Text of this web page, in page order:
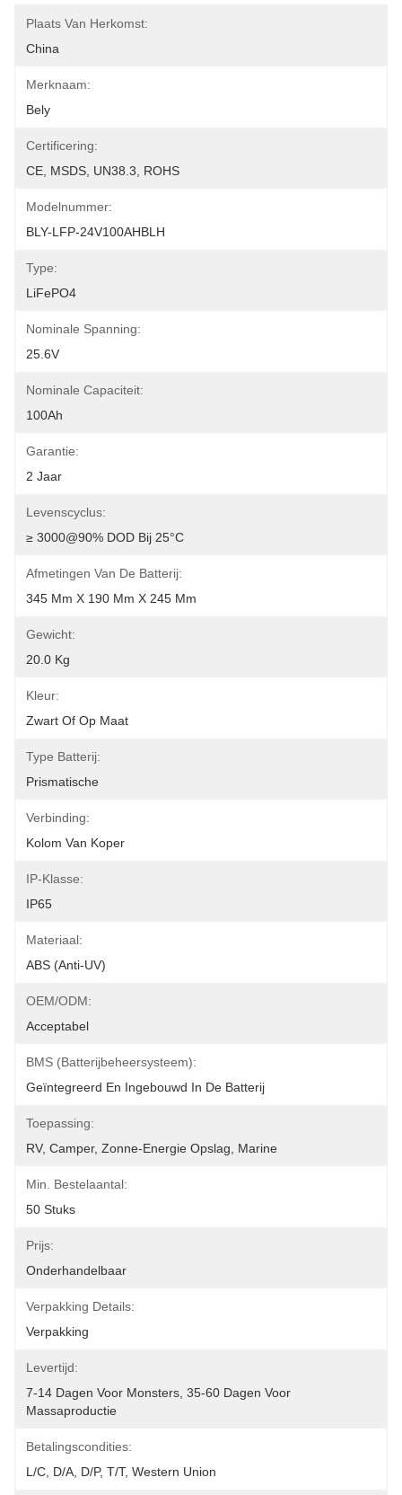
Plaats Van Herkomst:
China
Merknaam:
Bely
Certificering:
CE, MSDS, UN38.3, ROHS
Modelnummer:
BLY-LFP-24V100AHBLH
Type:
LiFePO4
Nominale Spanning:
25.6V
Nominale Capaciteit:
100Ah
Garantie:
2 Jaar
Levenscyclus:
≥ 3000@90% DOD Bij 25°C
Afmetingen Van De Batterij:
345 Mm X 190 Mm X 245 Mm
Gewicht:
20.0 Kg
Kleur:
Zwart Of Op Maat
Type Batterij:
Prismatische
Verbinding:
Kolom Van Koper
IP-Klasse:
IP65
Materiaal:
ABS (anti-UV)
OEM/ODM:
Acceptabel
BMS (Batterijbeheersysteem):
Geïntegreerd En Ingebouwd In De Batterij
Toepassing:
RV, Camper, Zonne-Energie Opslag, Marine
Min. Bestelaantal:
50 Stuks
Prijs:
Onderhandelbaar
Verpakking Details:
Verpakking
Levertijd:
7-14 Dagen Voor Monsters, 35-60 Dagen Voor
Massaproductie
Betalingscondities:
L/C, D/A, D/P, T/T, Western Union